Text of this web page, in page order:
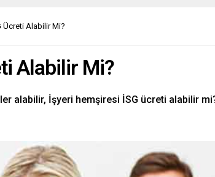
Ücreti Alabilir Mi?
Alabilir Mi?
alabilir, İşyeri hemşiresi İSG ücreti alabilir